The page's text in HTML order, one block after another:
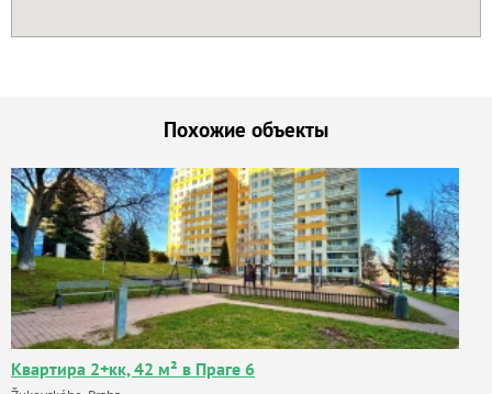
Похожие объекты
Квартира 2+кк, 42 м² в Праге 6